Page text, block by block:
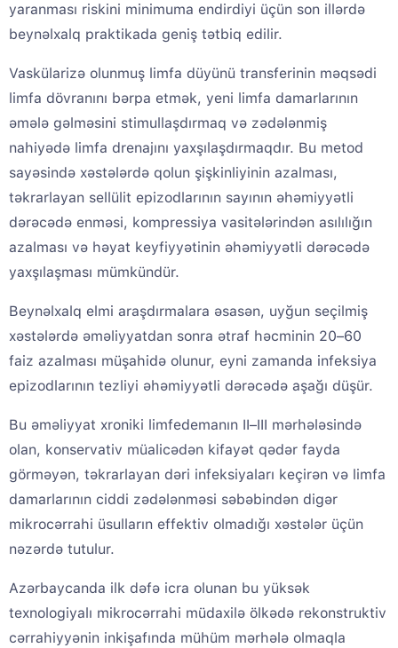
yaranması riskini minimuma endirdiyi üçün son illərdə
beynəlxalq praktikada geniş tətbiq edilir.
Vaskülarizə olunmuş limfa düyünü transferinin məqsədi
limfa dövranını bərpa etmək, yeni limfa damarlarının
əmələ gəlməsini stimullaşdırmaq və zədələnmiş
nahiyədə limfa drenajını yaxşılaşdırmaqdır. Bu metod
sayəsində xəstələrdə qolun şişkinliyinin azalması,
təkrarlayan sellülit epizodlarının sayının əhəmiyyətli
dərəcədə enməsi, kompressiya vasitələrindən asılılığın
azalması və həyat keyfiyyətinin əhəmiyyətli dərəcədə
yaxşılaşması mümkündür.
Beynəlxalq elmi araşdırmalara əsasən, uyğun seçilmiş
xəstələrdə əməliyyatdan sonra ətraf həcminin 20–60
faiz azalması müşahidə olunur, eyni zamanda infeksiya
epizodlarının tezliyi əhəmiyyətli dərəcədə aşağı düşür.
Bu əməliyyat xroniki limfedemanın II–III mərhələsində
olan, konservativ müalicədən kifayət qədər fayda
görməyən, təkrarlayan dəri infeksiyaları keçirən və limfa
damarlarının ciddi zədələnməsi səbəbindən digər
mikrocərrahi üsulların effektiv olmadığı xəstələr üçün
nəzərdə tutulur.
Azərbaycanda ilk dəfə icra olunan bu yüksək
texnologiyalı mikrocərrahi müdaxilə ölkədə rekonstruktiv
cərrahiyyənin inkişafında mühüm mərhələ olmaqla